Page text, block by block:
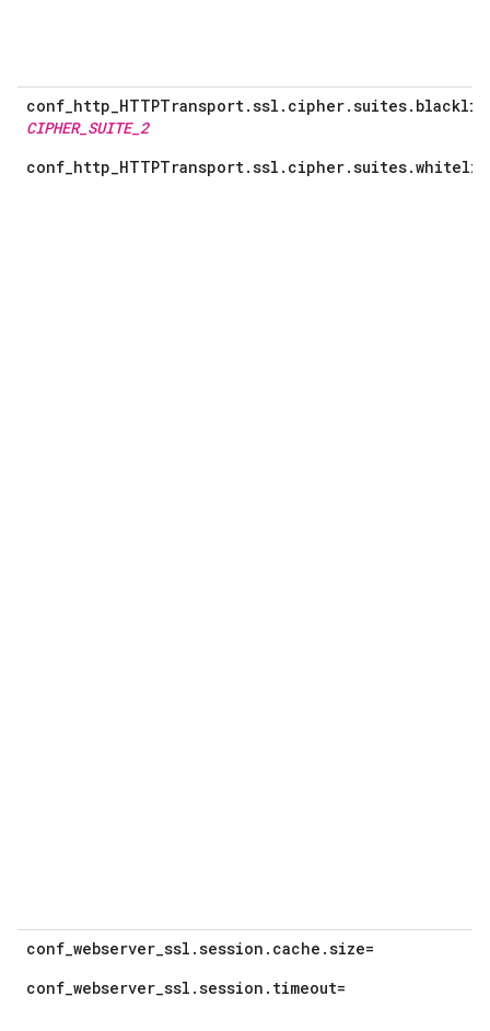
CIPHER_SUITE_2
conf_webserver_ssl.session.cache.size=
conf_webserver_ssl.session.timeout=